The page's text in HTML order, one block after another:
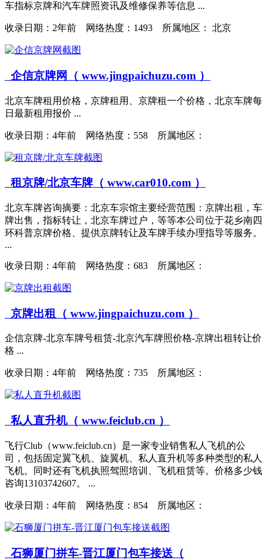
车指标京牌和汽车牌照资讯及维修保养等信息 ...
收录日期： 2年前 网络热度：1493 所属地区： 北京
企信京牌网（ www.jingpaichuzu.com ）
北京车牌租用价格，京牌租用、京牌租一个价格，北京车牌每
日最新租用报价 ...
收录日期： 4年前 网络热度：558 所属地区：
租京牌/北京车牌（ www.car010.com ）
北京车牌咨询摘要：北京车宗馆主要经营范围：京牌出租，车
牌出售，指标转让，北京车牌过户，等等本公司位于花乡南四
环科普京牌价格、提供京牌转让及车牌手续办理指导等服务。
...
收录日期： 4年前 网络热度：683 所属地区：
京牌出租（ www.jingpaichuzu.com ）
企信京牌-北京车牌号租赁-北京汽车牌照价格-京牌出租转让价
格 ...
收录日期： 4年前 网络热度：735 所属地区：
私人直升机（ www.feiclub.cn ）
飞行Club（www.feiclub.cn）是一家专业销售私人飞机的公
司，包括固定翼飞机、旋翼机、私人直升机等多种类型的私人
飞机。同时还有飞机执照驾照培训、飞机租赁等。价格多少钱
咨询13103742607。 ...
收录日期： 4年前 网络热度：854 所属地区：
石狮厦门拼车-晋江厦门包车接送（